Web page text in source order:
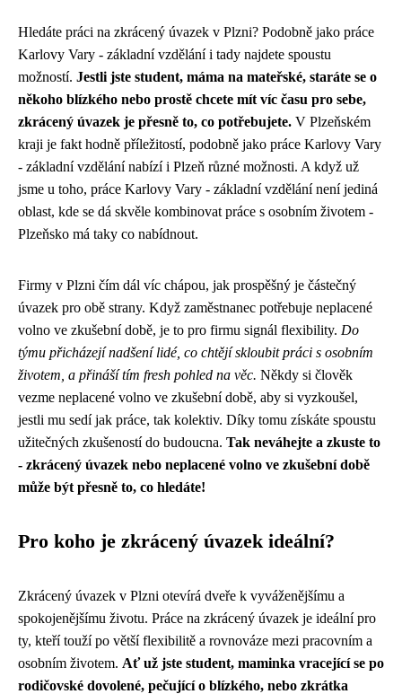
Hledáte práci na zkrácený úvazek v Plzni? Podobně jako práce
Karlovy Vary - základní vzděláníi tady najdete spoustu
možností. Jestli jste student, máma na mateřské, staráte se o
někoho blízkého nebo prostě chcete mít víc času pro sebe,
zkrácený úvazek je přesně to, co potřebujete. V Plzeňském
kraji je fakt hodně příležitostí, podobně jako práce Karlovy Vary
- základní vzdělání nabízí i Plzeň různé možnosti. A když už
jsme u toho, práce Karlovy Vary - základní vzdělání není jediná
oblast, kde se dá skvěle kombinovat práce s osobním životem -
Plzeňsko má taky co nabídnout.
Firmy v Plzni čím dál víc chápou, jak prospěšný je částečný
úvazek pro obě strany. Když zaměstnanec potřebuje neplacené
volno ve zkušební době, je to pro firmu signál flexibility. Do
týmu přicházejí nadšení lidé, co chtějí skloubit práci s osobním
životem, a přináší tím fresh pohled na věc. Někdy si člověk
vezme neplacené volno ve zkušební době, aby si vyzkoušel,
jestli mu sedí jak práce, tak kolektiv. Díky tomu získáte spoustu
užitečných zkušeností do budoucna. Tak neváhejte a zkuste to
- zkrácený úvazek nebo neplacené volno ve zkušební době
může být přesně to, co hledáte!
Pro koho je zkrácený úvazek ideální?
Zkrácený úvazek v Plzni otevírá dveře k vyváženějšímu a
spokojenějšímu životu. Práce na zkrácený úvazek je ideální pro
ty, kteří touží po větší flexibilitě a rovnováze mezi pracovním a
osobním životem. Ať už jste student, maminka vracející se po
rodičovské dovolené, pečující o blízkého, nebo zkrátka